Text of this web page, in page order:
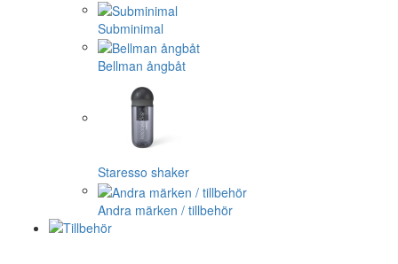
Subminimal
Bellman ångbåt
Staresso shaker
Andra märken / tillbehör